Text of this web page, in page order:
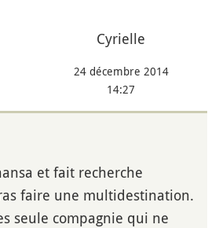
Cyrielle
24 décembre 2014
14:27
et fait recherche
faire une multidestination.
seule compagnie qui ne